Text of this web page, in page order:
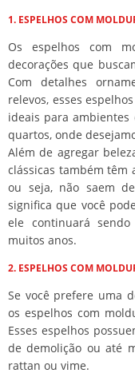
1. ESPELHOS COM
Os espelhos com
decorações que
Com detalhes
relevos, esses
ideais para
quartos, onde
Além de agregar
clássicas também têm
ou seja, não saem
significa que você
ele continuará
muitos anos.
2. ESPELHOS COM
Se você prefere uma
os espelhos com
Esses espelhos
de demolição ou até
rattan ou vime.